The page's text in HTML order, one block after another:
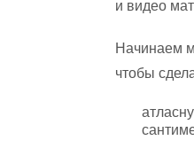
и видео
Начинаем
чтобы